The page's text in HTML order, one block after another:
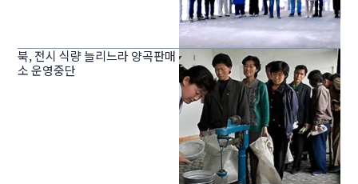
북, 전시 식량 늘리느라 양곡판매
소 운영중단